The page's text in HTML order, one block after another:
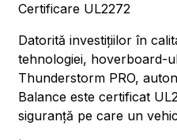
Certificare UL2272
Datorită investițiilor în
tehnologiei, hoverboard-
Thunderstorm PRO,
Balance este certificat
siguranță pe care un